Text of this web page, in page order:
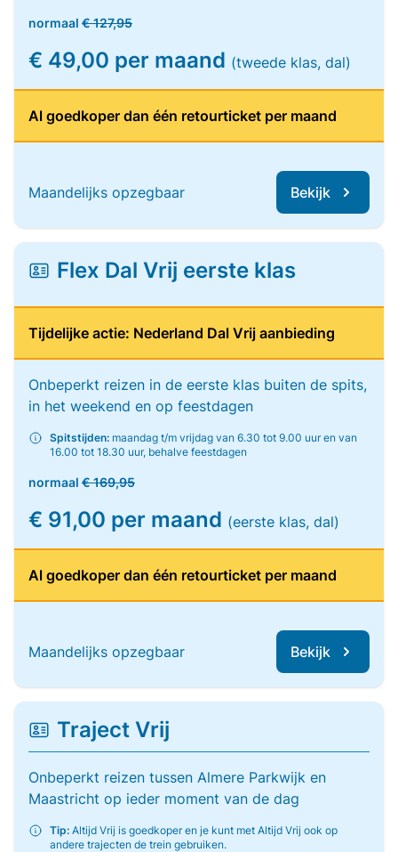
normaal € 127,95
€ 49,00 per maand (tweede klas, dal)
Al goedkoper dan één retourticket per maand
Maandelijks opzegbaar Bekijk
Flex Dal Vrij eerste klas
Tijdelijke actie: Nederland Dal Vrij aanbieding
Onbeperkt reizen in de eerste klas buiten de spits,
in het weekend en op feestdagen
Spitstijden: maandag t/m vrijdag van 6.30 tot 9.00 uur en van
16.00 tot 18.30 uur, behalve feestdagen
normaal € 169,95
€ 91,00 per maand (eerste klas, dal)
Al goedkoper dan één retourticket per maand
Maandelijks opzegbaar Bekijk
Traject Vrij
Onbeperkt reizen tussen Almere Parkwijk en
Maastricht op ieder moment van de dag
Tip: Altijd Vrij is goedkoper en je kunt met Altijd Vrij ook op
andere trajecten de trein gebruiken.